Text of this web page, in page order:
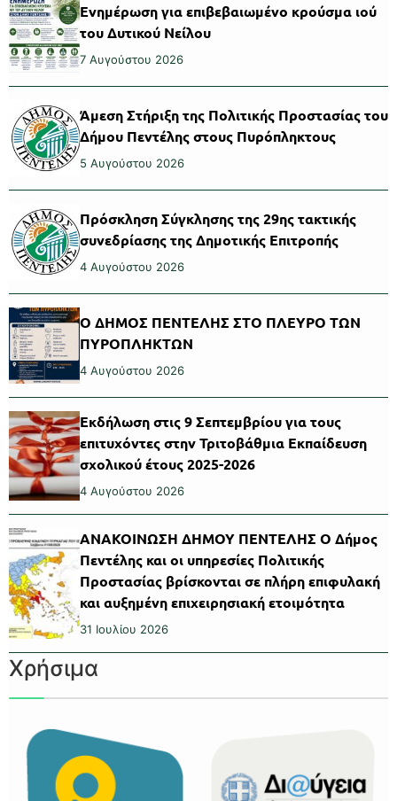
Ενημέρωση για επιβεβαιωμένο κρούσμα ιού
του Δυτικού Νείλου
7 Αυγούστου 2026
Άμεση Στήριξη της Πολιτικής Προστασίας του
Δήμου Πεντέλης στους Πυρόπληκτους
5 Αυγούστου 2026
Πρόσκληση Σύγκλησης της 29ης τακτικής
συνεδρίασης της Δημοτικής Επιτροπής
4 Αυγούστου 2026
Ο ΔΗΜΟΣ ΠΕΝΤΕΛΗΣ ΣΤΟ ΠΛΕΥΡΟ ΤΩΝ
ΠΥΡΟΠΛΗΚΤΩΝ
4 Αυγούστου 2026
Εκδήλωση στις 9 Σεπτεμβρίου για τους
επιτυχόντες στην Τριτοβάθμια Εκπαίδευση
σχολικού έτους 2025-2026
4 Αυγούστου 2026
ΑΝΑΚΟΙΝΩΣΗ ΔΗΜΟΥ ΠΕΝΤΕΛΗΣ Ο Δήμος
Πεντέλης και οι υπηρεσίες Πολιτικής
Προστασίας βρίσκονται σε πλήρη επιφυλακή
και αυξημένη επιχειρησιακή ετοιμότητα
31 Ιουλίου 2026
Χρήσιμα